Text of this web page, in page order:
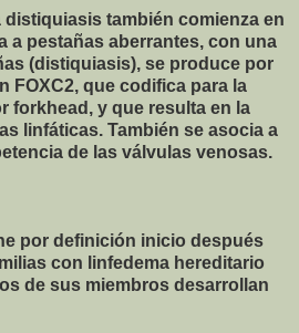
distiquiasis también comienza en
a pestañas aberrantes, con una
(distiquiasis), se produce por
FOXC2, que codifica para la
forkhead, y que resulta en la
linfáticas. También se asocia a
de las válvulas venosas.
por definición inicio después
con linfedema hereditario
de sus miembros desarrollan